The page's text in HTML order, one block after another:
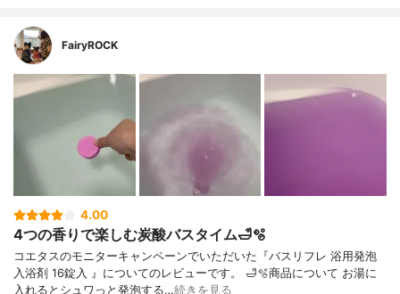
FairyROCK
4.00
4つの香りで楽しむ炭酸バスタイム🛁🫧
コエタスのモニターキャンペーンでいただいた『バスリフレ 浴用発泡
入浴剤 16錠入 』についてのレビューです。 🛁🫧商品について お湯に
入れるとシュワっと発泡する…続きを見る